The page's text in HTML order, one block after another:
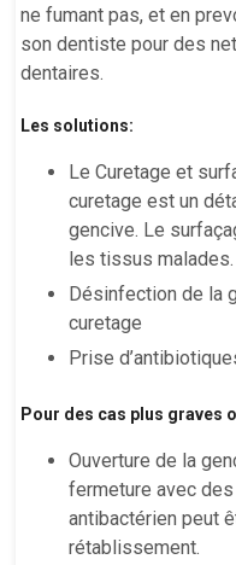
ne fumant pas, et en
son dentiste pour des
dentaires.
Les solutions:
Le Curetage et
curetage est un
gencive. Le
les tissus malades.
Désinfection de la
curetage
Prise
Pour des cas plus graves
Ouverture de la
fermeture avec
antibactérien peut
rétablissement.